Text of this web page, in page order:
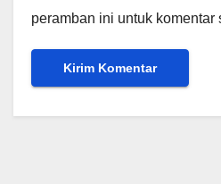
peramban ini untuk komentar